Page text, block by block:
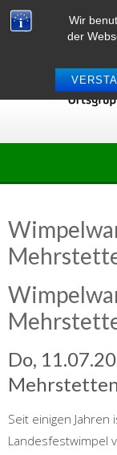
Wir
der
Skip
to
Do,
Seit einigen
Landesfestwimpel